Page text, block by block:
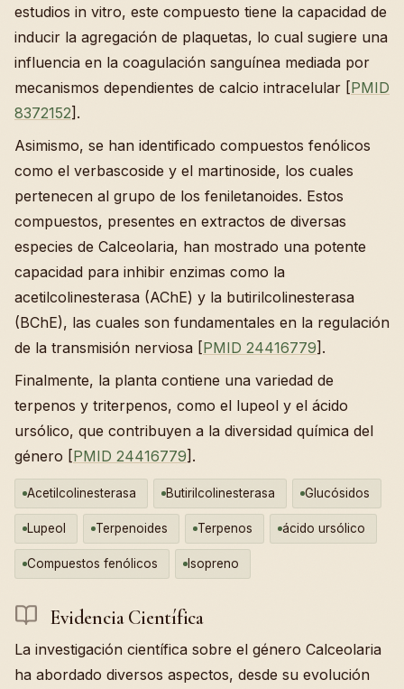
estudios in vitro, este compuesto tiene la capacidad de
inducir la agregación de plaquetas, lo cual sugiere una
influencia en la coagulación sanguínea mediada por
mecanismos dependientes de calcio intracelular [PMID
8372152].
Asimismo, se han identificado compuestos fenólicos
como el verbascoside y el martinoside, los cuales
pertenecen al grupo de los feniletanoides. Estos
compuestos, presentes en extractos de diversas
especies de Calceolaria, han mostrado una potente
capacidad para inhibir enzimas como la
acetilcolinesterasa (AChE) y la butirilcolinesterasa
(BChE), las cuales son fundamentales en la regulación
de la transmisión nerviosa [PMID 24416779].
Finalmente, la planta contiene una variedad de
terpenos y triterpenos, como el lupeol y el ácido
ursólico, que contribuyen a la diversidad química del
género [PMID 24416779].
Acetilcolinesterasa Butirilcolinesterasa Glucósidos
Lupeol Terpenoides Terpenos ácido ursólico
Compuestos fenólicos Isopreno
Evidencia Científica
La investigación científica sobre el género Calceolaria
ha abordado diversos aspectos, desde su evolución